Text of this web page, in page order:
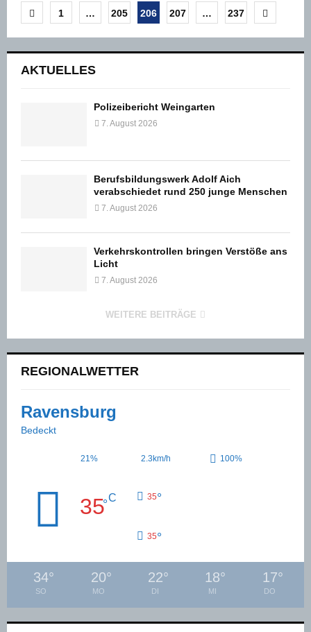
Seitennummerierung
der
Beiträge
1 … 205 206 207 … 237
AKTUELLES
Polizeibericht Weingarten
7. August 2026
Berufsbildungswerk Adolf Aich
verabschiedet rund 250 junge Menschen
7. August 2026
Verkehrskontrollen bringen Verstöße ans
Licht
7. August 2026
WEITERE BEITRÄGE
REGIONALWETTER
Ravensburg
Bedeckt
21% 2.3km/h 100%
35°C 35°
35°
34°
SO
20°
MO
22°
DI
18°
MI
17°
DO